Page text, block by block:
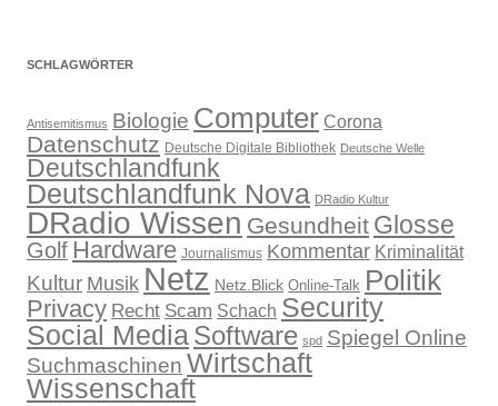
SCHLAGWÖRTER
Antisemitismus Biologie Computer Corona
Datenschutz Deutsche Digitale Bibliothek Deutsche Welle
Deutschlandfunk
Deutschlandfunk Nova DRadio Kultur
DRadio Wissen Gesundheit Glosse
Golf Hardware Journalismus Kommentar Kriminalität
Kultur Musik Netz Netz.Blick Online-Talk Politik
Privacy Recht Scam Schach Security
Social MediaSoftware spd Spiegel Online
Suchmaschinen Wirtschaft
Wissenschaft